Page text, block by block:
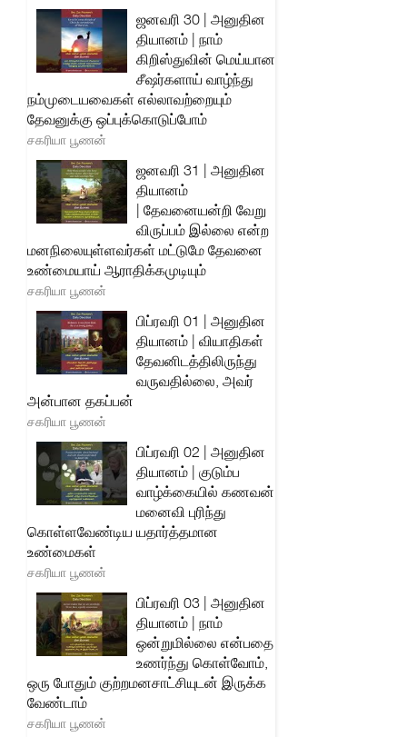
ஜனவரி 30 | அனுதின
தியானம் | நாம்
கிறிஸ்துவின் மெய்யான
சீஷர்களாய் வாழ்ந்து
நம்முடையவைகள் எல்லாவற்றையும்
தேவனுக்கு ஒப்புக்கொடுப்போம்
சகரியா பூணன்
ஜனவரி 31 | அனுதின
தியானம்
| தேவனையன்றி வேறு
விருப்பம் இல்லை என்ற
மனநிலையுள்ளவர்கள் மட்டுமே தேவனை
உண்மையாய் ஆராதிக்கமுடியும்
சகரியா பூணன்
பிப்ரவரி 01 | அனுதின
தியானம் | வியாதிகள்
தேவனிடத்திலிருந்து
வருவதில்லை, அவர்
அன்பான தகப்பன்
சகரியா பூணன்
பிப்ரவரி 02 | அனுதின
தியானம் | குடும்ப
வாழ்க்கையில் கணவன்
மனைவி புரிந்து
கொள்ளவேண்டிய யதார்த்தமான
உண்மைகள்
சகரியா பூணன்
பிப்ரவரி 03 | அனுதின
தியானம் | நாம்
ஒன்றுமில்லை என்பதை
உணர்ந்து கொள்வோம்,
ஒரு போதும் குற்றமனசாட்சியுடன் இருக்க
வேண்டாம்
சகரியா பூணன்